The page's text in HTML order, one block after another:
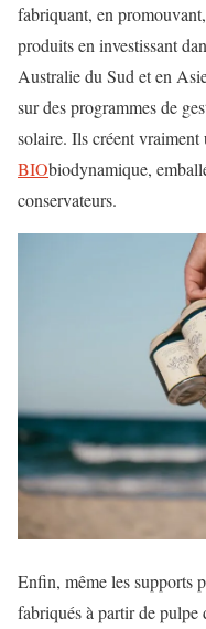
fabriquant, en
produits en investissant
Australie du Sud et en
sur des programmes de
solaire. Ils créent
BIObiodynamique,
conservateurs.
Enfin, même les supports
fabriqués à partir de pulpe